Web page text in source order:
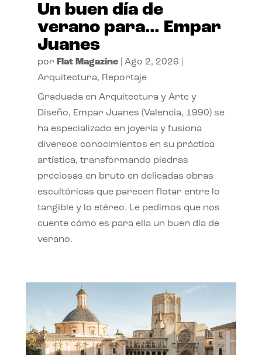
Un buen día de
verano para… Empar
Juanes
por Flat Magazine| Ago 2, 2026
Arquitectura, Reportaje
Graduada en Arquitectura y Arte y
Diseño, Empar Juanes (Valencia, 1990) se
ha especializado en joyería y fusiona
diversos conocimientos en su práctica
artística, transformando piedras
preciosas en bruto en delicadas obras
escultóricas que parecen flotar entre lo
tangible y lo etéreo. Le pedimos que nos
cuente cómo es para ella un buen día de
verano.